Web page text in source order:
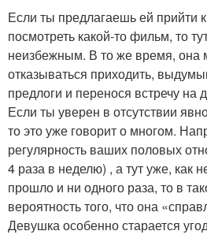
Если ты предлагаешь ей прийти
посмотреть какой-то фильм, то
неизбежным. В то же время, она
отказываться приходить,
предлоги и перенося встречу на
Если ты уверен в отсутствии
то это уже говорит о многом.
регулярность ваших половых
4 раза в неделю) , а тут уже, как
прошло и ни одного раза, то в
вероятность того, что она
Девушка особенно старается